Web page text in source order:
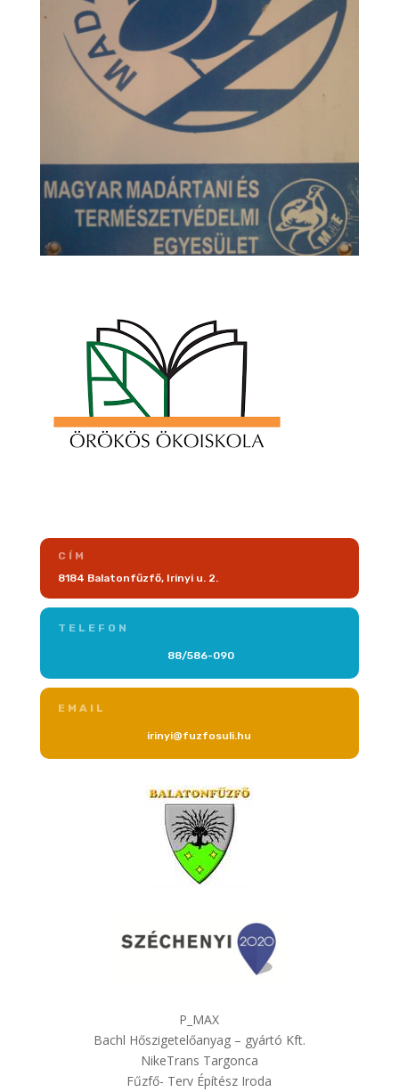
CÍM
8184 Balatonfűzfő, Irinyi u. 2.
TELEFON
88/586-090
EMAIL
irinyi@fuzfosuli.hu
P_MAX
Bachl Hőszigetelőanyag – gyártó Kft.
NikeTrans Targonca
Fűzfő- Terv Építész Iroda